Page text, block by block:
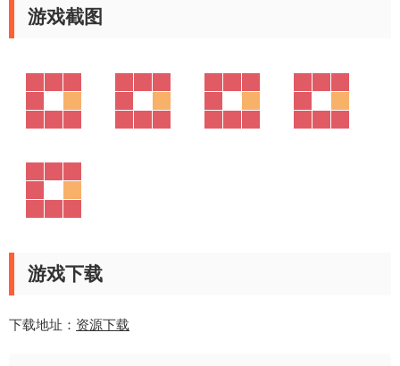
游戏截图
游戏下载
下载地址： 资源下载